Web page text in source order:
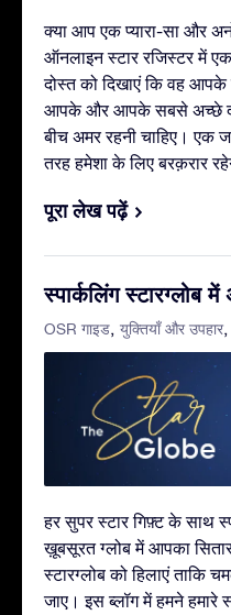
क्या आप एक प्यारा-सा और
ऑनलाइन स्टार रजिस्टर में
दोस्त को दिखाएं कि वह आपके
आपके और आपके सबसे अच्छे
बीच अमर रहनी चाहिए। एक
तरह हमेशा के लिए बरक़रार
पूरा लेख पढ़ें
स्पार्कलिंग स्टारग्लोब
OSR गाइड युक्तियाँ और उपहार
हर सुपर स्टार गिफ़्ट के साथ
ख़ूबसूरत ग्लोब में आपका
स्टारग्लोब को हिलाएं ताकि
जाए। इस ब्लॉग में हमने हमारे